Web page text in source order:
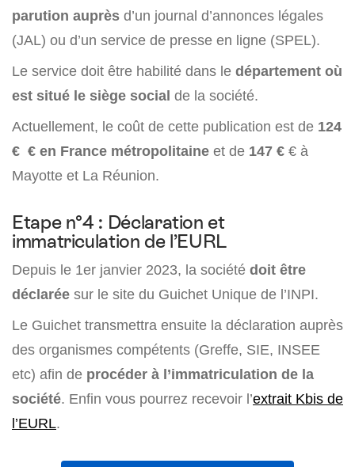
parution auprès d’un journal d’annonces légales
(JAL) ou d’un service de presse en ligne (SPEL).
Le service doit être habilité dans le département où
est situé le siège social de la société.
Actuellement, le coût de cette publication est de 124
€ € en France métropolitaine et de 147 € € à
Mayotte et La Réunion.
Etape n°4 : Déclaration et
immatriculation de l’EURL
Depuis le 1er janvier 2023, la société doit être
déclarée sur le site du Guichet Unique de l’INPI.
Le Guichet transmettra ensuite la déclaration auprès
des organismes compétents (Greffe, SIE, INSEE
etc) afin de procéder à l’immatriculation de la
société. Enfin vous pourrez recevoir l’extrait Kbis de
l’EURL.